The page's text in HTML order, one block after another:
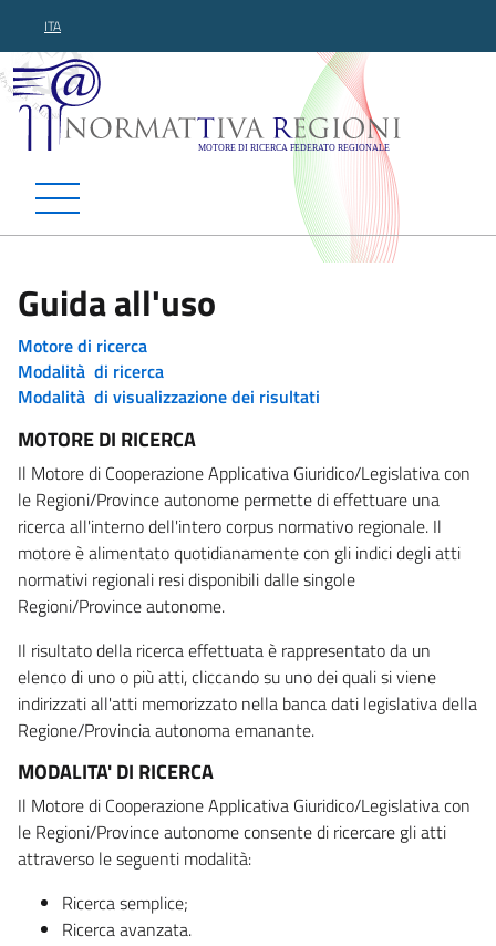
ITA
Normattiva Regioni -
Guida all'uso
Motore di ricerca
Modalità di ricerca
Modalità di visualizzazione dei risultati
MOTORE DI RICERCA
Il Motore di Cooperazione Applicativa Giuridico/Legislativa con
le Regioni/Province autonome permette di effettuare una
ricerca all'interno dell'intero corpus normativo regionale. Il
motore è alimentato quotidianamente con gli indici degli atti
normativi regionali resi disponibili dalle singole
Regioni/Province autonome.
Il risultato della ricerca effettuata è rappresentato da un
elenco di uno o più atti, cliccando su uno dei quali si viene
indirizzati all'atti memorizzato nella banca dati legislativa della
Regione/Provincia autonoma emanante.
MODALITA' DI RICERCA
Il Motore di Cooperazione Applicativa Giuridico/Legislativa con
le Regioni/Province autonome consente di ricercare gli atti
attraverso le seguenti modalità:
Ricerca semplice;
Ricerca avanzata.